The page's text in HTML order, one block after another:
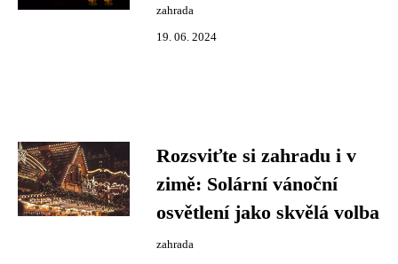
zahrada
19. 06. 2024
Rozsviťte si zahradu i v
zimě: Solární vánoční
osvětlení jako skvělá volba
zahrada